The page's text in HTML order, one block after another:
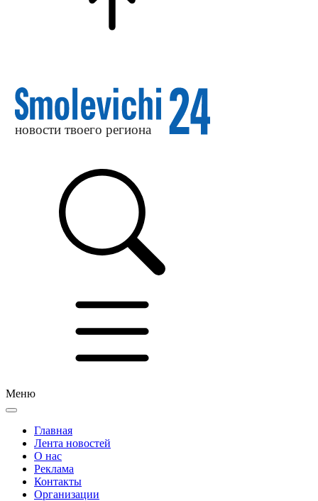
Меню
Главная
Лента новостей
О нас
Реклама
Контакты
Организации